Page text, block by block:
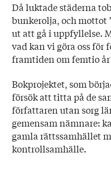
Omslag: Mika Tuominen
Då luktade städerna
bunkerolja, och mottot
ut att gå i uppfyllelse.
vad kan vi göra oss för
framtiden om femtio
Bokprojektet, som
försök att titta på de
författaren utan sorg
gemensam nämnare:
gamla rättssamhället
kontrollsamhälle.